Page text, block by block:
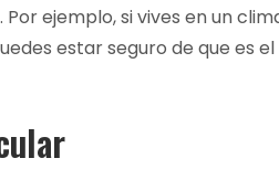
ejemplo, si vives en un
estar seguro de que es